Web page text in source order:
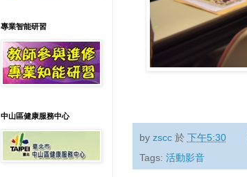
by zscc 於 下午5:30
Tags: 活動影音
專業智能研習
中山區健康服務中心